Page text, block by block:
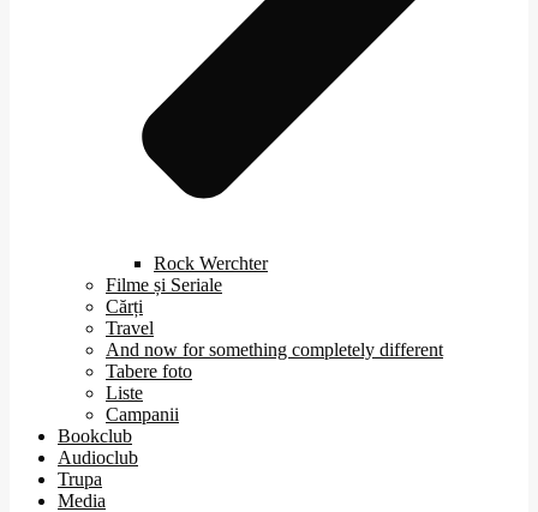
Rock Werchter
Filme și Seriale
Cărți
Travel
And now for something completely different
Tabere foto
Liste
Campanii
Bookclub
Audioclub
Trupa
Media